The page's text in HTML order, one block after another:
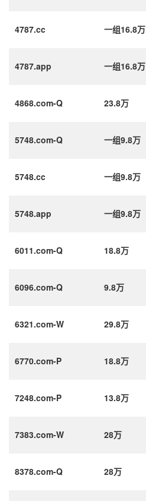
4787.cc 一组16.8万
4787.app 一组16.8万
4868.com-Q 23.8万
5748.com-Q 一组9.8万
5748.cc 一组9.8万
5748.app 一组9.8万
6011.com-Q 18.8万
6096.com-Q 9.8万
6321.com-W 29.8万
6770.com-P 18.8万
7248.com-P 13.8万
7383.com-W 28万
8378.com-Q 28万